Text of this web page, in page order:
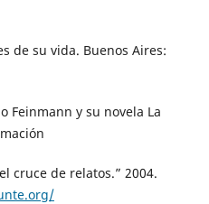
de su vida. Buenos Aires:
Feinmann y su novela La
cruce de relatos.” 2004.